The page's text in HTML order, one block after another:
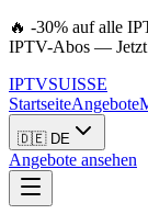
🔥 -30% auf alle
IPTV-Abos — Jetzt
IPTVSUISSE
StartseiteAngebote
🇩🇪 DE
Angebote ansehen